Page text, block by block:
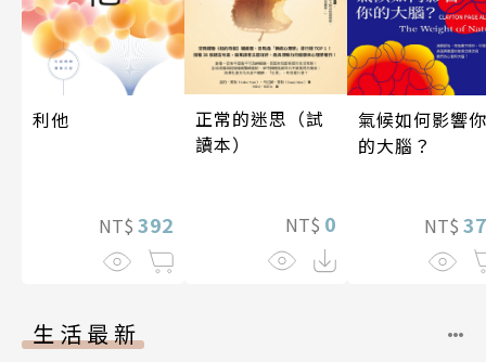
利他
NT$ 392
正常的迷思（試
讀本）
NT$ 0
氣候如何影響你
的大腦？
NT$
生活最新